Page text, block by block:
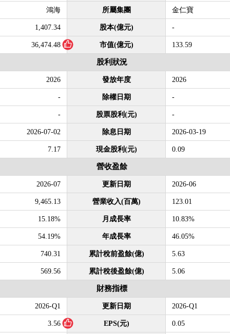
鴻海 所屬集團 金仁寶
1,407.34 股本(億元) -
36,474.48 市值(億元) 133.59
股利狀況
2026 發放年度 2026
- 除權日期 -
- 股票股利(元) -
2026-07-02 除息日期 2026-03-19
7.17 現金股利(元) 0.09
營收盈餘
2026-07 更新日期 2026-06
9,465.13 營業收入(百萬) 123.01
15.18% 月成長率 10.83%
54.19% 年成長率 46.05%
740.31 累計稅前盈餘(億) 5.63
569.56 累計稅後盈餘(億) 5.06
財務指標
2026-Q1 更新日期 2026-Q1
3.56 EPS(元) 0.05